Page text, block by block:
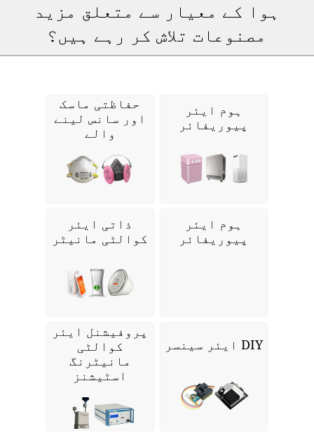
ہوا کے معیار سے متعلق مزید
مصنوعات تلاش کر رہے ہیں؟
ہوم ایئر
پیوریفائر
حفاظتی ماسک
اور سانس لینے
والے
ہوم ایئر
پیوریفائر
ذاتی ایئر
کوالٹی مانیٹر
DIY ایئر سینسر
پروفیشنل ایئر
کوالٹی
مانیٹرنگ
اسٹیشنز